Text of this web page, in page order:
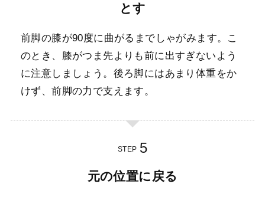
とす
前脚の膝が90度に曲がるまでしゃがみます。こ
のとき、膝がつま先よりも前に出すぎないよう
に注意しましょう。後ろ脚にはあまり体重をか
けず、前脚の力で支えます。
STEP
元の位置に戻る